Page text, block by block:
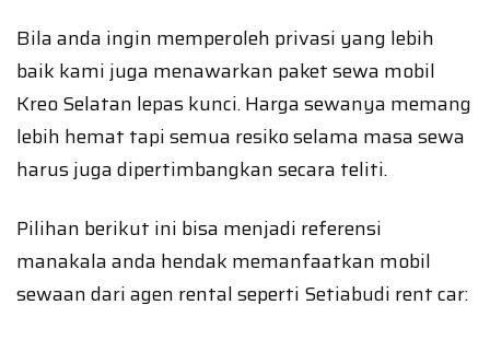
Bila anda ingin memperoleh privasi yang lebih
baik kami juga menawarkan paket sewa mobil
Kreo Selatan lepas kunci. Harga sewanya memang
lebih hemat tapi semua resiko selama masa sewa
harus juga dipertimbangkan secara teliti.
Pilihan berikut ini bisa menjadi referensi
manakala anda hendak memanfaatkan mobil
sewaan dari agen rental seperti Setiabudi rent car: